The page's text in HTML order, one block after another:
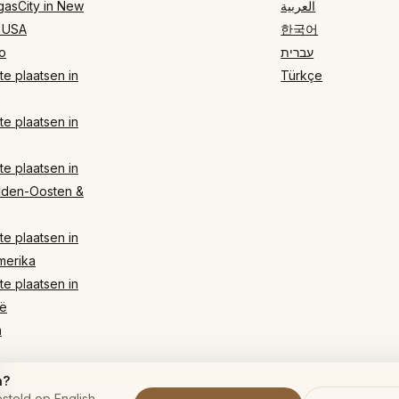
in New
plaatsen in
plaatsen in
plaatsen in
Oosten &
plaatsen in
plaatsen in
العربية
한국어
עברית
Türkçe